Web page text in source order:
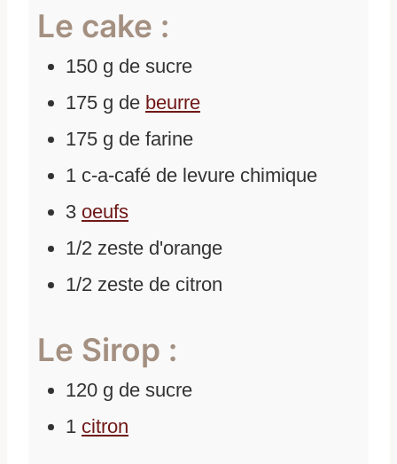
Le cake :
150 g de sucre
175 g de beurre
175 g de farine
1 c-a-café de levure chimique
3 oeufs
1/2 zeste d'orange
1/2 zeste de citron
Le Sirop :
120 g de sucre
1 citron